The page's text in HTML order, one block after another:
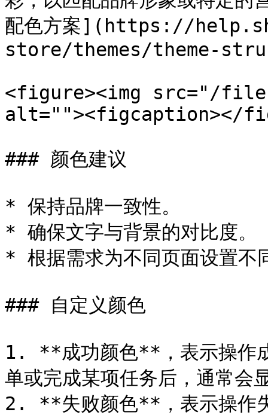
配色方案](https://
store/themes/theme-
<figure><img src="/files/
alt=""><figcaption></
### 颜色建议
* 保持品牌一致性。
* 确保文字与背景的对比度。
* 根据需求为不同页面设置不
### 自定义颜色
1. **成功颜色**，表示操作
单或完成某项任务后，通常会
2. **失败颜色**，表示操作